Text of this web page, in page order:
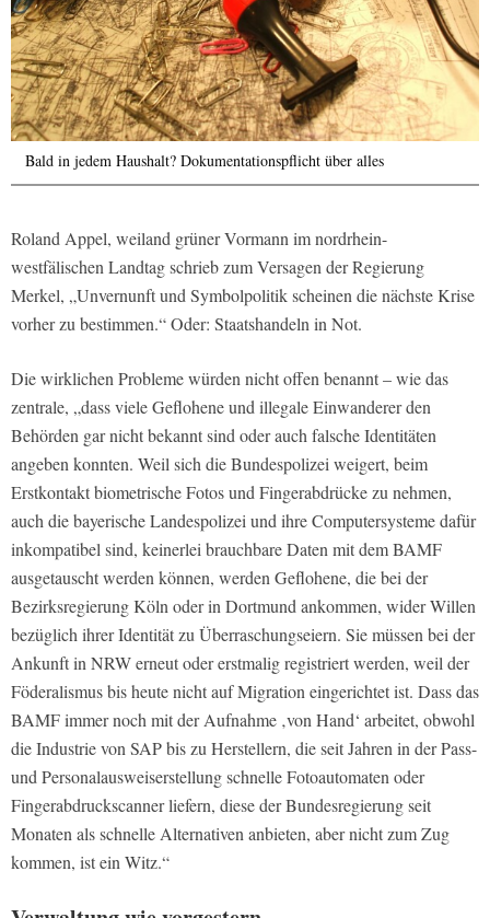
Bald in jedem Haushalt? Dokumentationspflicht über alles
Roland Appel, weiland grüner Vormann im nordrhein-
westfälischen Landtag schrieb zum Versagen der Regierung
Merkel, „Unvernunft und Symbolpolitik scheinen die nächste Krise
vorher zu bestimmen.“ Oder: Staatshandeln in Not.
Die wirklichen Probleme würden nicht offen benannt – wie das
zentrale, „dass viele Geflohene und illegale Einwanderer den
Behörden gar nicht bekannt sind oder auch falsche Identitäten
angeben konnten. Weil sich die Bundespolizei weigert, beim
Erstkontakt biometrische Fotos und Fingerabdrücke zu nehmen,
auch die bayerische Landespolizei und ihre Computersysteme dafür
inkompatibel sind, keinerlei brauchbare Daten mit dem BAMF
ausgetauscht werden können, werden Geflohene, die bei der
Bezirksregierung Köln oder in Dortmund ankommen, wider Willen
bezüglich ihrer Identität zu Überraschungseiern. Sie müssen bei der
Ankunft in NRW erneut oder erstmalig registriert werden, weil der
Föderalismus bis heute nicht auf Migration eingerichtet ist. Dass das
BAMF immer noch mit der Aufnahme ‚von Hand‘ arbeitet, obwohl
die Industrie von SAP bis zu Herstellern, die seit Jahren in der Pass-
und Personalausweiserstellung schnelle Fotoautomaten oder
Fingerabdruckscanner liefern, diese der Bundesregierung seit
Monaten als schnelle Alternativen anbieten, aber nicht zum Zug
kommen, ist ein Witz.“